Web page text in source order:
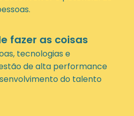
fazer as coisas
tecnologias e
de alta performance
do talento